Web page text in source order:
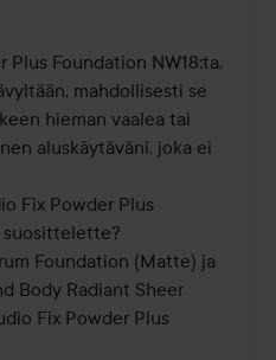
Plus Foundation NW18:ta,
mahdollisesti se
hieman vaalea tai
aluskäytäväni, joka ei
Fix Powder Plus
suosittelette?
Foundation (Matte) ja
Body Radiant Sheer
Fix Powder Plus